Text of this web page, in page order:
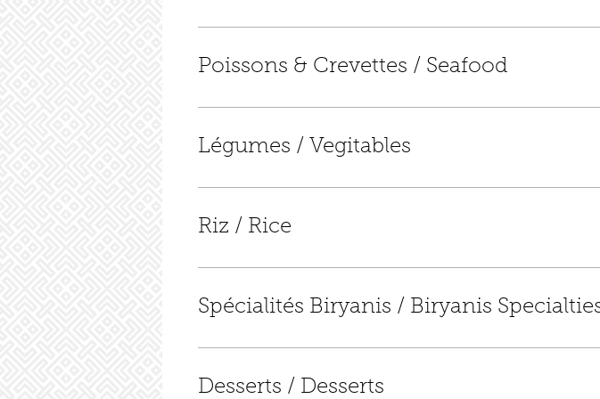
Poissons & Crevettes / Seafood
Légumes / Vegitables
Riz / Rice
Spécialités Biryanis / Biryanis
Desserts / Desserts